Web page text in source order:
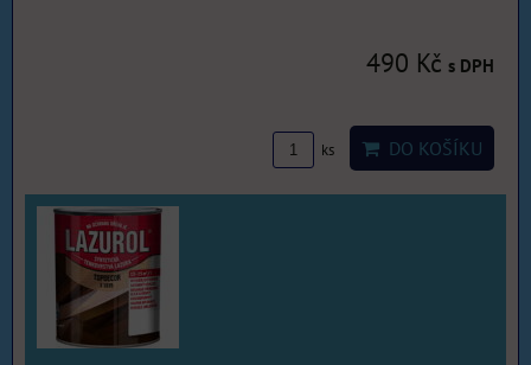
490 Kč s DPH
ks DO KOŠÍKU